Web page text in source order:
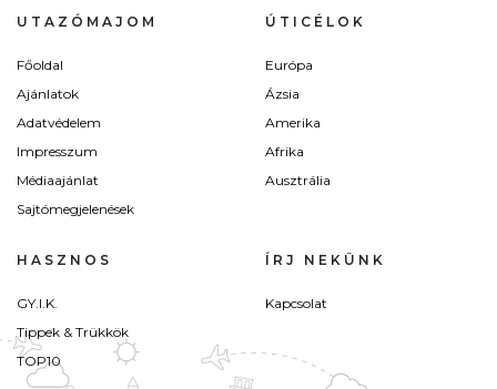
UTAZÓMAJOM
Főoldal
Ajánlatok
Adatvédelem
Impresszum
Médiaajánlat
Sajtómegjelenések
ÚTICÉLOK
Európa
Ázsia
Amerika
Afrika
Ausztrália
HASZNOS
GY.I.K.
Tippek & Trükkök
TOP10
ÍRJ NEKÜNK
Kapcsolat